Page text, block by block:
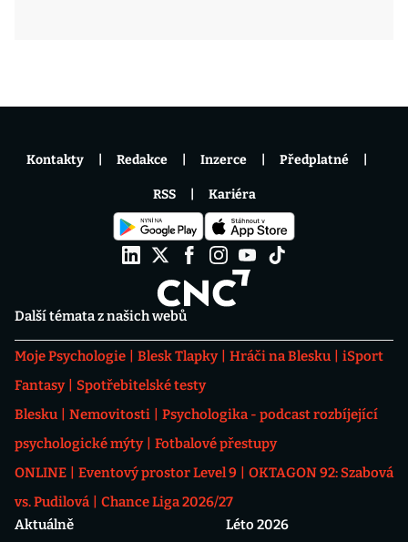
Další témata z našich webů
Moje Psychologie Blesk Tlapky Hráči na Blesku
iSport
Fantasy
Spotřebitelské testy
Blesku
Nemovitosti
Psychologika - podcast rozbíjející
psychologické mýty
Fotbalové přestupy
ONLINE
Eventový prostor Level 9
OKTAGON 92: Szabová
vs. Pudilová
Chance Liga 2026/27
Aktuálně
Léto 2026
Kontakty Redakce Inzerce Předplatné
RSS Kariéra